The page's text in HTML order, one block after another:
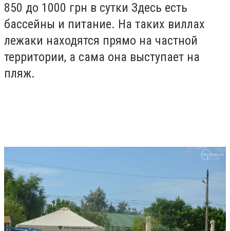
850 до 1000 грн в сутки Здесь есть
бассейны и питание. На таких виллах
лежаки находятся прямо на частной
территории, а сама она выступает на
пляж.